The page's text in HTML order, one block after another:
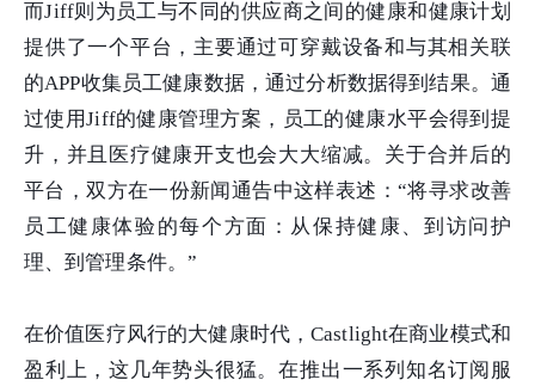
而Jiff则为员工与不同的供应商之间的健康和健康计划
提供了一个平台， 主要通过可穿戴设备和与其相关联
的APP收集员工健康数据，通过分析数据得到结果。通
过使用Jiff的健康管理方案，员工的健康水平会得到提
升，并且医疗健康开支也会大大缩减。 关于合并后的
平台，双方在一份新闻通告中这样表述：“将寻求改善
员工健康体验的每个方面：从保持健康、到访问护
理、到管理条件。”
在价值医疗风行的大健康时代，Castlight在商业模式和
盈利上，这几年势头很猛。在推出一系列知名订阅服